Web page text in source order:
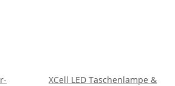
XCell LED Taschenlampe &